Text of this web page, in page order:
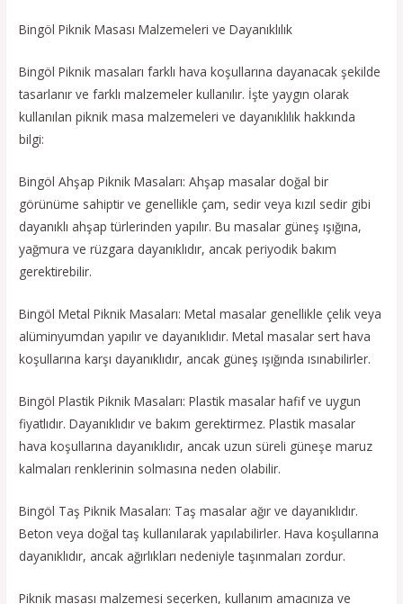
Bingöl Piknik Masası Malzemeleri ve Dayanıklılık
Bingöl Piknik masaları farklı hava koşullarına dayanacak şekilde
tasarlanır ve farklı malzemeler kullanılır. İşte yaygın olarak
kullanılan piknik masa malzemeleri ve dayanıklılık hakkında
bilgi:
Bingöl Ahşap Piknik Masaları: Ahşap masalar doğal bir
görünüme sahiptir ve genellikle çam, sedir veya kızıl sedir gibi
dayanıklı ahşap türlerinden yapılır. Bu masalar güneş ışığına,
yağmura ve rüzgara dayanıklıdır, ancak periyodik bakım
gerektirebilir.
Bingöl Metal Piknik Masaları: Metal masalar genellikle çelik veya
alüminyumdan yapılır ve dayanıklıdır. Metal masalar sert hava
koşullarına karşı dayanıklıdır, ancak güneş ışığında ısınabilirler.
Bingöl Plastik Piknik Masaları: Plastik masalar hafif ve uygun
fiyatlıdır. Dayanıklıdır ve bakım gerektirmez. Plastik masalar
hava koşullarına dayanıklıdır, ancak uzun süreli güneşe maruz
kalmaları renklerinin solmasına neden olabilir.
Bingöl Taş Piknik Masaları: Taş masalar ağır ve dayanıklıdır.
Beton veya doğal taş kullanılarak yapılabilirler. Hava koşullarına
dayanıklıdır, ancak ağırlıkları nedeniyle taşınmaları zordur.
Piknik masası malzemesi seçerken, kullanım amacınıza ve